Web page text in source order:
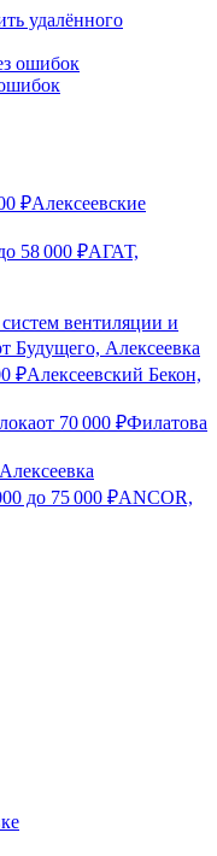
удалённого
₽Алексеевские
58 000 ₽АГАТ,
вентиляции и
Будущего, Алексеевка
₽Алексеевский Бекон,
от 70 000 ₽Филатова
до 75 000 ₽ANCOR,